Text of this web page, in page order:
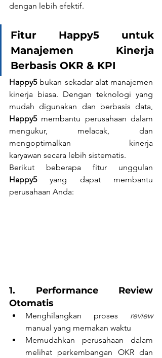
dengan lebih efektif.
Fitur Happy5 untuk
Manajemen Kinerja
Berbasis OKR & KPI
Happy5 bukan sekadar alat manajemen
kinerja biasa. Dengan teknologi yang
Happy5 membantu perusahaan dalam
mengukur, melacak, dan
mengoptimalkan kinerja
karyawan secara lebih sistematis.
Happy5 yang dapat membantu
perusahaan Anda:
1. Performance Review
Otomatis
Menghilangkan proses review
manual yang memakan waktu
Memudahkan perusahaan dalam
melihat perkembangan OKR dan